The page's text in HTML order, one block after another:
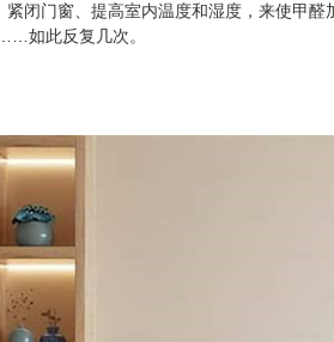
紧闭门窗、提高室内温度和湿度，来使甲醛
如此反复几次。